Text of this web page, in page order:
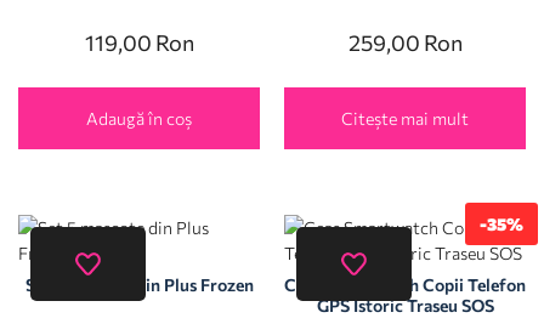
119,00 Ron
Adaugă în coș
259,00 Ron
Citește mai mult
Set 5 mascote din Plus Frozen
-35%
Ceas Smartwatch Copii Telefon
GPS Istoric Traseu SOS